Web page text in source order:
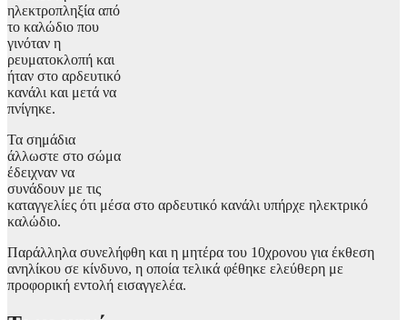
ηλεκτροπληξία από
το καλώδιο που
γινόταν η
ρευματοκλοπή και
ήταν στο αρδευτικό
κανάλι και μετά να
πνίγηκε.
Τα σημάδια
άλλωστε στο σώμα
έδειχναν να
συνάδουν με τις
καταγγελίες ότι μέσα στο αρδευτικό κανάλι υπήρχε ηλεκτρικό
καλώδιο.
Παράλληλα συνελήφθη και η μητέρα του 10χρονου για έκθεση
ανηλίκου σε κίνδυνο, η οποία τελικά φέθηκε ελεύθερη με
προφορική εντολή εισαγγελέα.